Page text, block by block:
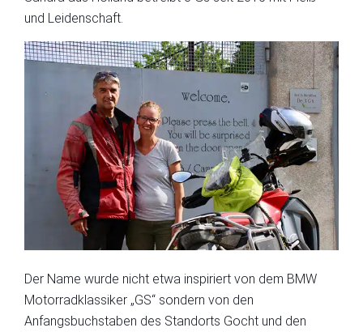
und Leidenschaft.
Der Name wurde nicht etwa inspiriert von dem BMW
Motorradklassiker „GS“ sondern von den
Anfangsbuchstaben des Standorts Gocht und den